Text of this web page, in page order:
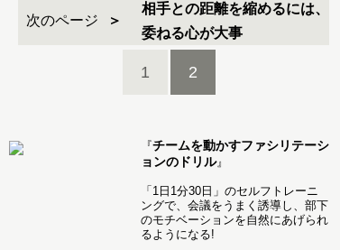
次のページ
相手との距離を縮めるには、
委ねる心が大事
1 2
『チームを動かすファシリテーシ
ョンのドリル』
「1日1分30日」のセルフトレーニ
ングで、会議をうまく誘導し、部下
のモチベーションを自然にあげられ
るようになる!